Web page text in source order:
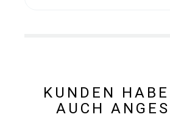
KUNDEN
AUCH